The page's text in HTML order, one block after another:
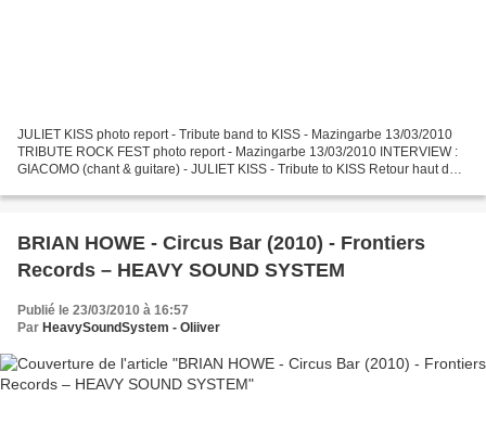
JULIET KISS photo report - Tribute band to KISS - Mazingarbe 13/03/2010
TRIBUTE ROCK FEST photo report - Mazingarbe 13/03/2010 INTERVIEW :
GIACOMO (chant & guitare) - JULIET KISS - Tribute to KISS Retour haut de
BRIAN HOWE - Circus Bar (2010) - Frontiers
Records – HEAVY SOUND SYSTEM
Publié le 23/03/2010 à 16:57
Par HeavySoundSystem - Oliiver